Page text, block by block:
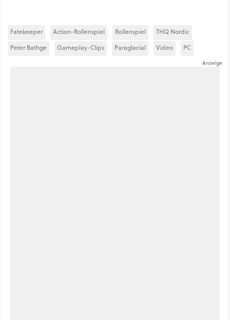
Fatekeeper Action-Rollenspiel Rollenspiel
THQ Nordic
Peter Bathge
Gameplay-Clips Paraglacial Video PC